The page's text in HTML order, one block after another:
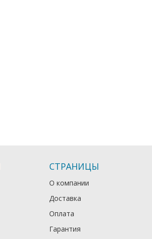
СТРАНИЦЫ
О компании
Доставка
Оплата
Гарантия